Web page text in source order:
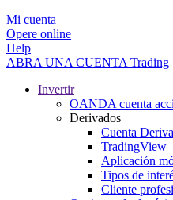
Mi cuenta
Opere online
Help
ABRA UNA CUENTA Trading
Invertir
OANDA cuenta
Derivados
Cuenta
TradingView
Aplicación
Tipos de
Cliente